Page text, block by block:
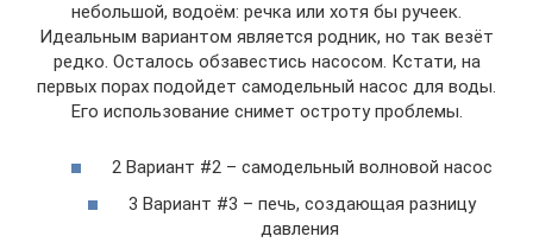
небольшой, водоём: речка или хотя бы ручеек.
Идеальным вариантом является родник, но так везёт
редко. Осталось обзавестись насосом. Кстати, на
первых порах подойдет самодельный насос для воды.
Его использование снимет остроту проблемы.
2 Вариант #2 – самодельный волновой насос
3 Вариант #3 – печь, создающая разницу
давления